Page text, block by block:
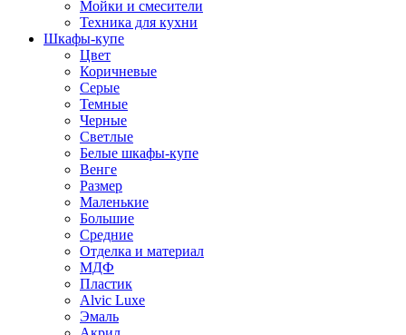
Мойки и смесители
Техника для кухни
Шкафы-купе
Цвет
Коричневые
Серые
Темные
Черные
Светлые
Белые шкафы-купе
Венге
Размер
Маленькие
Большие
Средние
Отделка и материал
МДФ
Пластик
Alvic Luxe
Эмаль